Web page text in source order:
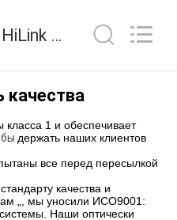
Shenzhen HiLink Technology Co.,Ltd. контроль качества
качества
класса 1 и обеспечивает
держать наших клиентов
все перед пересылкой
качества и
„, мы уносили ИСО9001:
Наши оптически